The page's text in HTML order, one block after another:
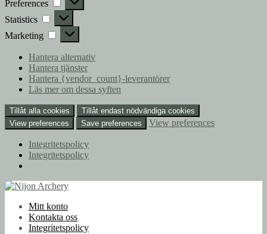
Preferences
Statistics Statistics
Marketing Marketing
Hantera alternativ
Hantera tjänster
Hantera {vendor_count}-leverantörer
Läs mer om dessa syften
Tillåt alla cookies
Tillåt endast nödvändiga cookies
View preferences
Save preferences View preferences
Integritetspolicy
Integritetspolicy
Hoppa
navigering
Hoppa
innehållMitt konto
Kontakta oss
Integritetspolicy